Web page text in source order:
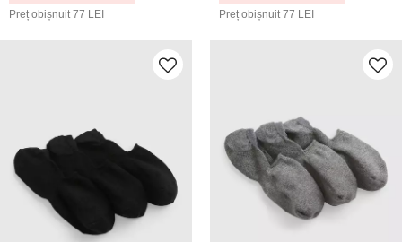
Preț obișnuit 77 LEI Preț obișnuit 77 LEI